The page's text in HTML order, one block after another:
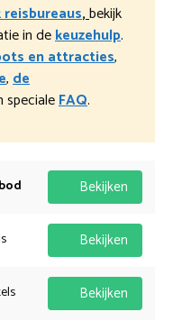
,bekijk
in dekeuzehulp.
en attracties,
,de
specialeFAQ.
Bekijken
Bekijken
Bekijken